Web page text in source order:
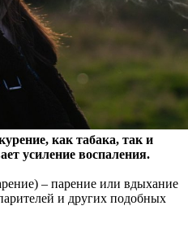
как табака, так и
усиление воспаления.
– парение или вдыхание
и других подобных